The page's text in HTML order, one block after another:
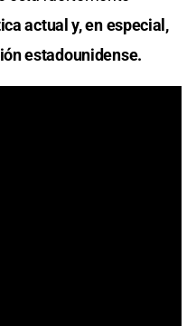
actual y, en especial,
estadounidense.